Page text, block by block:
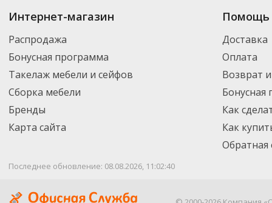
Купить
. В
новинки. Вы можете выбрать нужный товар и добавить его в корзину
России – партнерской транспортной компанией DPD. Для постоянных
Интернет-магазин
Распродажа
Бонусная программа
Такелаж мебели и сейфов
Сборка мебели
Бренды
Карта сайта
Помощь
Доставка
Оплата
Возврат
Бонусная
Как
Как
Обратная
Последнее обновление: 08.08.2026, 11:02:40